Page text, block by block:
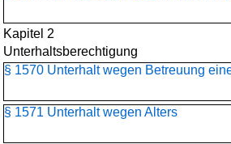
Kapitel 2
Unterhaltsberechtigung
§ 1570 Unterhalt wegen Betreuung
§ 1571 Unterhalt wegen Alters